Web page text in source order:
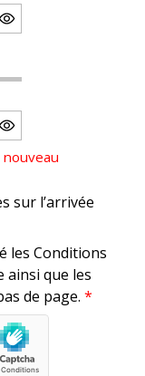
sur l’arrivée
les Conditions
ainsi que les
de page. *